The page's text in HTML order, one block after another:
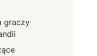
graczy